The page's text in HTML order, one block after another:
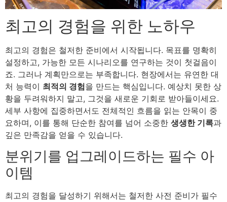
최고의 경험을 위한 노하우
최고의 경험은 철저한 준비에서 시작됩니다. 목표를 명확히
설정하고, 가능한 모든 시나리오를 연구하는 것이 첫걸음이
죠. 그러나 계획만으로는 부족합니다. 현장에서는 유연한 대
처 능력이 최적의 경험을 만드는 핵심입니다. 예상치 못한 상
황을 두려워하지 말고, 그것을 새로운 기회로 받아들이세요.
세부 사항에 집중하면서도 전체적인 흐름을 읽는 안목이 중
요하며, 이를 통해 단순한 참여를 넘어 소중한 생생한 기록과
깊은 만족감을 얻을 수 있습니다.
분위기를 업그레이드하는 필수 아
이템
최고의 경험을 달성하기 위해서는 철저한 사전 준비가 필수